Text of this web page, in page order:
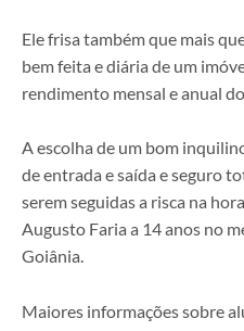
Ele frisa também que mais
bem feita e diária de um
rendimento mensal e anual
A escolha de um bom
de entrada e saída e seguro
serem seguidas a risca na
Augusto Faria a 14 anos no
Goiânia.
Maiores informações sobre